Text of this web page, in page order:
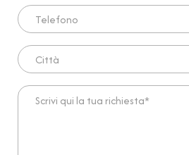
Telefono
Città
Scrivi qui la tua richiesta*